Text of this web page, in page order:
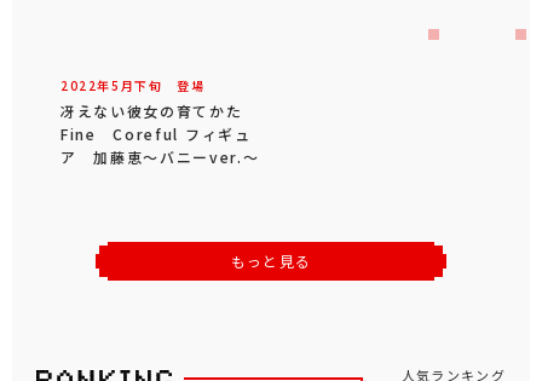
2022年5 月下旬 登場
冴えない彼女の育てかた
Fine Coreful フィギュ
ア 加藤恵～バニーver.～
もっと見る
人気ランキング